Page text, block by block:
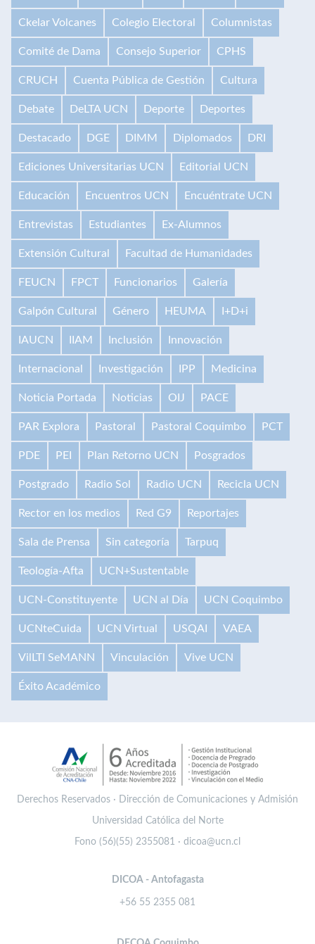
Ckelar Volcanes Colegio Electoral Columnistas
Comité de Dama Consejo Superior CPHS
CRUCH Cuenta Pública de Gestión Cultura
Debate DeLTA UCN Deporte Deportes
Destacado DGE DIMM Diplomados DRI
Ediciones Universitarias UCN Editorial UCN
Educación Encuentros UCN Encuéntrate UCN
Entrevistas Estudiantes Ex-Alumnos
Extensión Cultural Facultad de Humanidades
FEUCN FPCT Funcionarios Galería
Galpón Cultural Género HEUMA I+D+i
IAUCN IIAM Inclusión Innovación
Internacional Investigación IPP Medicina
Noticia Portada Noticias OIJ PACE
PAR Explora Pastoral Pastoral Coquimbo PCT
PDE PEI Plan Retorno UCN Posgrados
Postgrado Radio Sol Radio UCN Recicla UCN
Rector en los medios Red G9 Reportajes
Sala de Prensa Sin categoría Tarpuq
Teología-Afta UCN+Sustentable
UCN-Constituyente UCN al Día UCN Coquimbo
UCNteCuida UCN Virtual USQAI VAEA
VilLTI SeMANN Vinculación Vive UCN
Éxito Académico
Derechos Reservados · Dirección de Comunicaciones y Admisión
Universidad Católica del Norte
Fono (56)(55) 2355081 · dicoa@ucn.cl
DICOA - Antofagasta
+56 55 2355 081